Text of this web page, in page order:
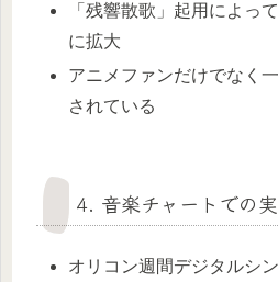
「残響散歌」起用によっ
に拡大
アニメファンだけでなく
されている
4. 音楽チャートでの
オリコン週間デジタルシ